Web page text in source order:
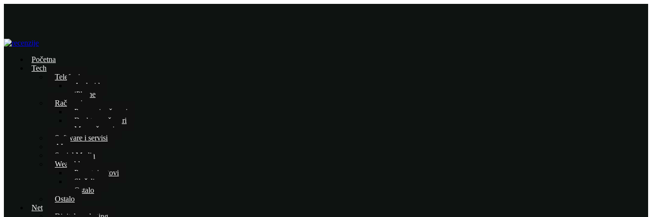
Početna
Tech
Telefoni
Android
iPhone
Računari
Prenosni računari
Desktop računari
Mac računari
Software i servisi
AI
Social Media
Wearables
Pametni satovi
Slušalice
Ostalo
Ostalo
Net